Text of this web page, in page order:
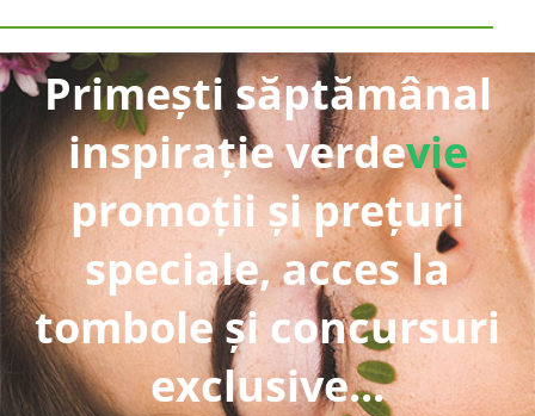
Primești săptămânal
inspirație verdevie
promoții și prețuri
speciale, acces la
tombole și concursuri
exclusive...